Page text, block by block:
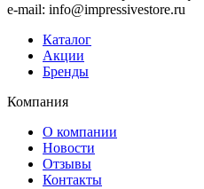
e-mail: info@impressivestore.ru
Каталог
Акции
Бренды
Компания
О компании
Новости
Отзывы
Контакты